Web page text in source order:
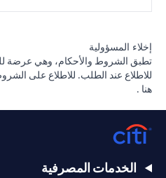
إخلاء المسؤولية
تطبق الشروط والأحكام، وهي عرضة
للاطلاع عند الطلب. للاطلاع على
هنا .
الخدمات المصرفية